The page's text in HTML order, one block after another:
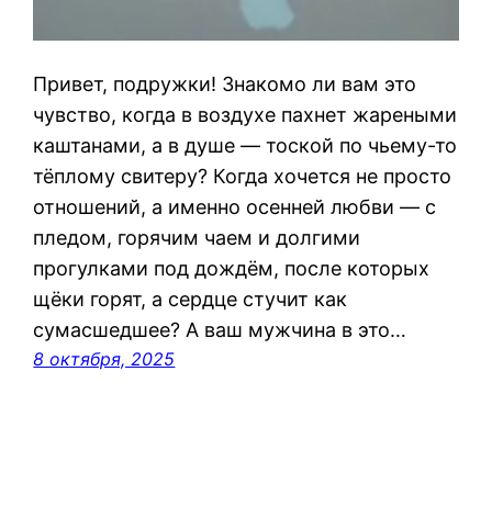
Привет, подружки! Знакомо ли вам это
чувство, когда в воздухе пахнет жареными
каштанами, а в душе — тоской по чьему-то
тёплому свитеру? Когда хочется не просто
отношений, а именно осенней любви — с
пледом, горячим чаем и долгими
прогулками под дождём, после которых
щёки горят, а сердце стучит как
сумасшедшее? А ваш мужчина в это…
8 октября, 2025